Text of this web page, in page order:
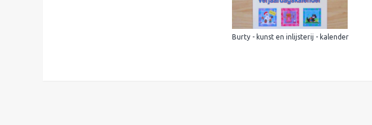
Burty - kunst en inlijsterij - kalender